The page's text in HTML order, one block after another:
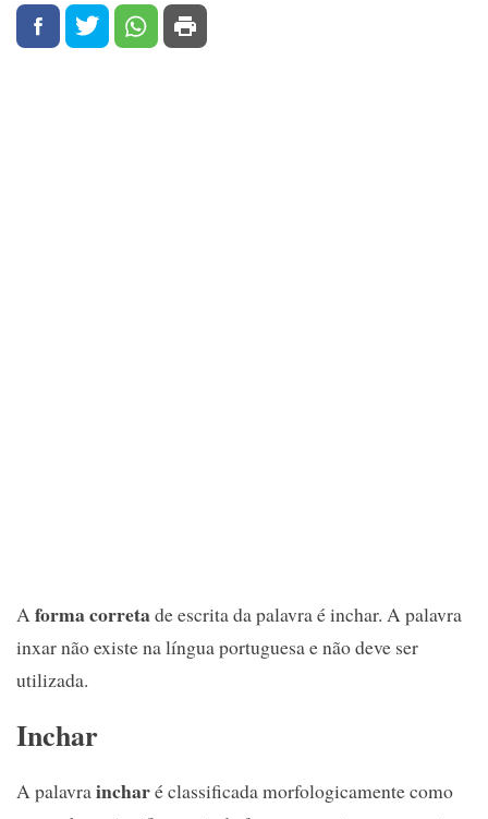
Aforma corretade escrita da palavra é inchar. A palavra
inxar não existe na língua portuguesa e não deve ser
utilizada.
Inchar
A palavraincharé classificada morfologicamente como